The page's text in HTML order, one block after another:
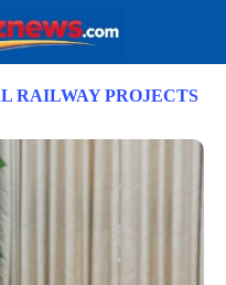
RAILWAY PROJECTS